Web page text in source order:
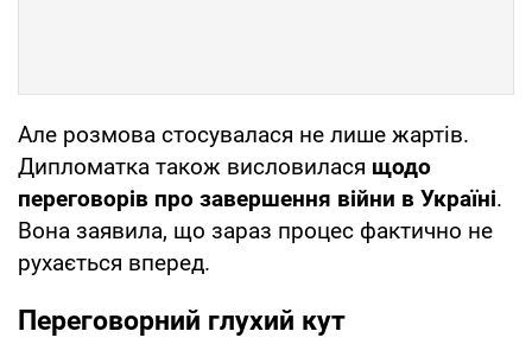
Але розмова стосувалася не лише жартів.
Дипломатка також висловилася щодо
переговорів про завершення війни в Україні.
Вона заявила, що зараз процес фактично не
рухається вперед.
Переговорний глухий кут